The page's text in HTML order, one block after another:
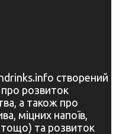
створений
про розвиток
а також про
міцних напоїв,
тощо) та розвиток